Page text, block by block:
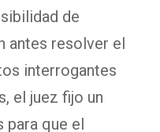
de
antes resolver el
interrogantes
el juez fijo un
para que el